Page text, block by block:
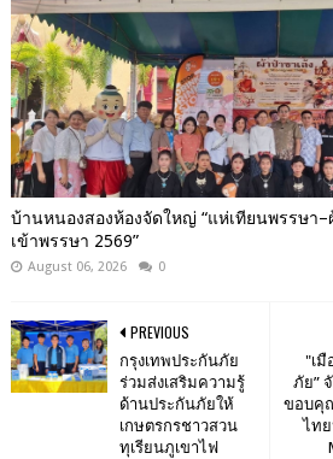
บ้านหนองสองห้องจัดใหญ่ “แห่เทียนพรรษา–
เข้าพรรษา 2569”
August 06, 2026 0
"เมื
ภัย”
ขอบคุ
ไท
PREVIOUS
กรุงเทพประกันภัย
ร่วมส่งเสริมความรู้
ด้านประกันภัยให้
เกษตรกรชาวสวน
ทุเรียนภูเขาไฟ